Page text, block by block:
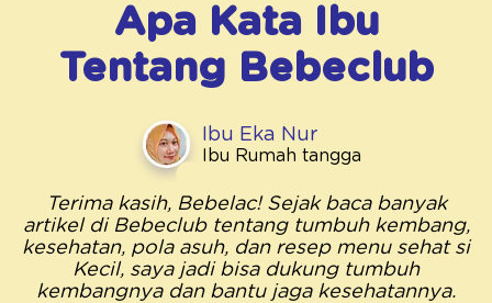
Apa Kata Ibu
Tentang Bebeclub
Ibu Eka Nur
Ibu Rumah tangga
Terima kasih, Bebelac! Sejak baca banyak
artikel di Bebeclub tentang tumbuh kembang,
kesehatan, pola asuh, dan resep menu sehat si
Kecil, saya jadi bisa dukung tumbuh
kembangnya dan bantu jaga kesehatannya.